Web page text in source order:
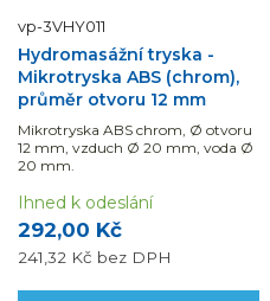
vp-3VHY011
Hydromasážní tryska -
Mikrotryska ABS (chrom),
průměr otvoru 12 mm
Mikrotryska ABS chrom, Ø otvoru
12 mm, vzduch Ø 20 mm, voda Ø
20 mm.
292,00 Kč
241,32 Kč bez DPH
Ihned k odeslání